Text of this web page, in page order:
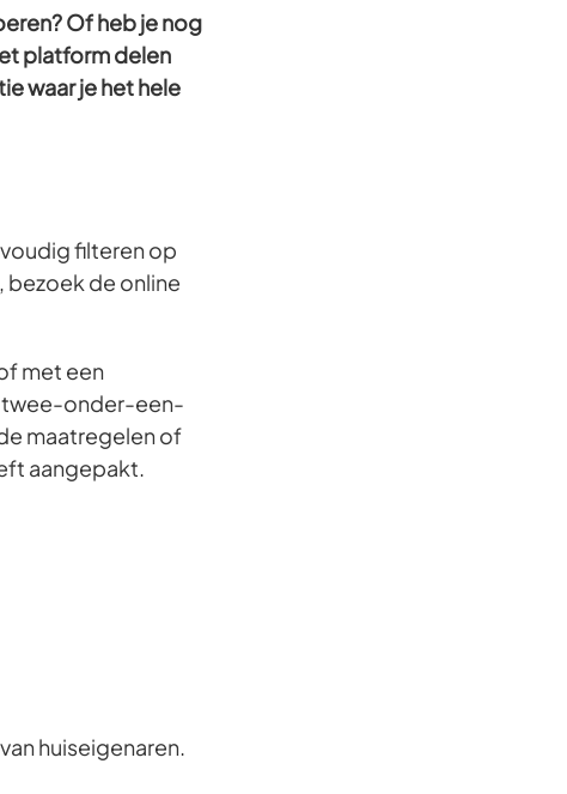
Of heb je nog
platform delen
waar je het hele
filteren op
bezoek de online
met een
twee-onder-een-
maatregelen of
aangepakt.
van huiseigenaren.